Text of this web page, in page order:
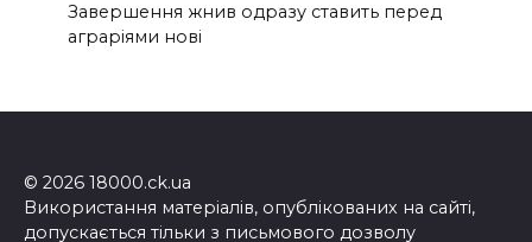
Завершення жнив одразу ставить перед
аграріями нові
© 2026 18000.ck.ua
Використання матеріалів, опублікованих на сайті,
допускається тільки з письмового дозволу